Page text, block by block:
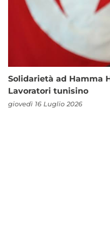
Solidarietà ad Hamma
Lavoratori tunisino
giovedì 16 Luglio 2026